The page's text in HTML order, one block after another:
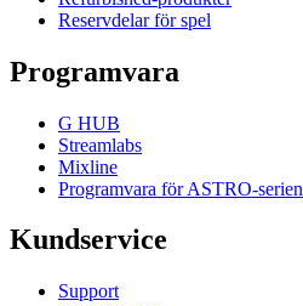
Reservdelar för spel
Programvara
G HUB
Streamlabs
Mixline
Programvara för ASTRO-serien
Kundservice
Support